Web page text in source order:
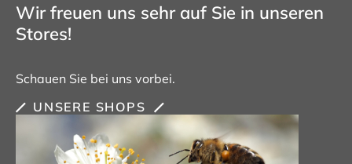
Wir freuen uns sehr auf Sie in unseren
Stores!
Schauen Sie bei uns vorbei.
UNSERE SHOPS